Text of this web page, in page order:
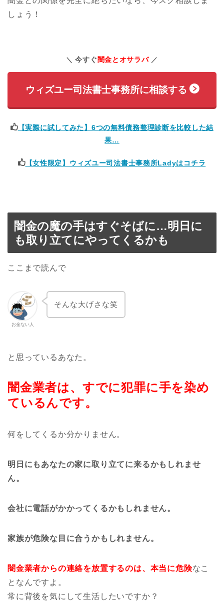
しょう！
今すぐ 闇金とオサラバ
ウィズユー司法書士事務所に相談する
【実際に試してみた】6つの無料債務整理診断を比較した結
果…
【女性限定】ウィズユー司法書士事務所Ladyはコチラ
闇金の魔の手はすぐそばに…明日に
も取り立てにやってくるかも
ここまで読んで
お金ない人
そんな大げさな笑
と思っているあなた。
闇金業者は、すでに犯罪に手を染め
ているんです。
何をしてくるか分かりません。
明日にもあなたの家に取り立てに来るかもしれませ
ん。
会社に電話がかかってくるかもしれません。
家族が危険な目に合うかもしれません。
闇金業者からの連絡を放置するのは、本当に危険なこ
となんですよ。
常に背後を気にして生活したいですか？